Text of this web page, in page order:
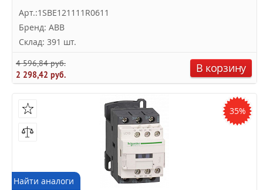
Арт.:1SBE121111R0611
Бренд: ABB
Склад: 391 шт.
4 596,84 руб.
2 298,42 руб.
В корзину
35%
Найти аналоги